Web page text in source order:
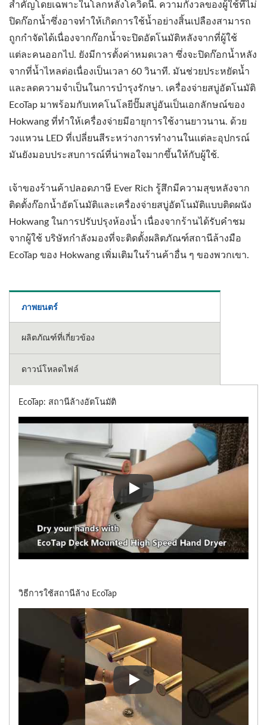
สำคัญโดยเฉพาะในโลกหลังโควิดนี้. ความกังวลของผู้ใช้ที่ไม่
ปิดก๊อกน้ำซึ่งอาจทำให้เกิดการใช้น้ำอย่างสิ้นเปลืองสามารถ
ถูกกำจัดได้เนื่องจากก๊อกน้ำจะปิดอัตโนมัติหลังจากที่ผู้ใช้
แต่ละคนออกไป. ยังมีการตั้งค่าหมดเวลา ซึ่งจะปิดก๊อกน้ำหลัง
จากที่น้ำไหลต่อเนื่องเป็นเวลา 60 วินาที. มันช่วยประหยัดน้ำ
และลดความจำเป็นในการบำรุงรักษา. เครื่องจ่ายสบู่อัตโนมัติ
EcoTap มาพร้อมกับเทคโนโลยีปั๊มสบู่อันเป็นเอกลักษณ์ของ
Hokwang ที่ทำให้เครื่องจ่ายมีอายุการใช้งานยาวนาน. ด้วย
วงแหวน LED ที่เปลี่ยนสีระหว่างการทำงานในแต่ละอุปกรณ์
มันยังมอบประสบการณ์ที่น่าพอใจมากขึ้นให้กับผู้ใช้.
เจ้าของร้านค้าปลอดภาษี Ever Rich รู้สึกมีความสุขหลังจาก
ติดตั้งก๊อกน้ำอัตโนมัติและเครื่องจ่ายสบู่อัตโนมัติแบบติดผนัง
Hokwang ในการปรับปรุงห้องน้ำ เนื่องจากร้านได้รับคำชม
จากผู้ใช้ บริษัทกำลังมองที่จะติดตั้งผลิตภัณฑ์สถานีล้างมือ
EcoTap ของ Hokwang เพิ่มเติมในร้านค้าอื่น ๆ ของพวกเขา.
ภาพยนตร์
ผลิตภัณฑ์ที่เกี่ยวข้อง
ดาวน์โหลดไฟล์
EcoTap: สถานีล้างอัตโนมัติ
EcoTap: สถานีล้างอัตโนมัติ
วิธีการใช้สถานีล้าง EcoTap
วิธีการใช้สถานีล้าง EcoTap